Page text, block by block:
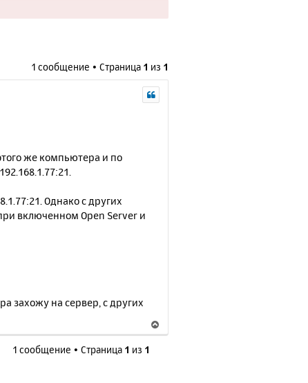
1 сообщение • Страница 1 из 1
же компьютера и по
Однако с других
включенном Open Server и
захожу на сервер, с других
е
1 сообщение • Страница 1 из 1